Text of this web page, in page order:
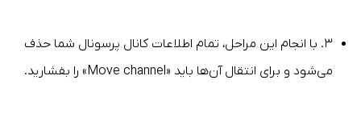
۳. با انجام این مراحل، تمام اطلاعات کانال پرسونال شما حذف
می‌شود و برای انتقال آن‌ها باید «Move channel» را بفشارید.